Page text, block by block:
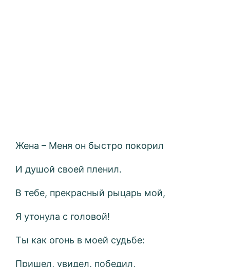
Жена – Меня он быстро покорил
И душой своей пленил.
В тебе, прекрасный рыцарь мой,
Я утонула с головой!
Ты как огонь в моей судьбе:
Пришел, увидел, победил,